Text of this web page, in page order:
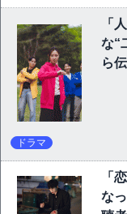
「
な“
ら
ドラマ
「
な